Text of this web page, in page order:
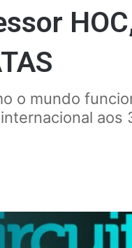
o mundo